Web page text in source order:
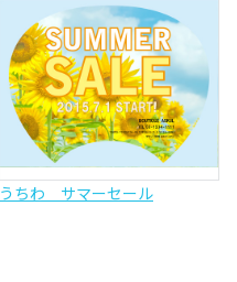
うちわ サマーセール